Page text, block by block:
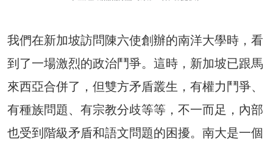
我們在新加坡訪問陳六使創辦的南洋大學時，看
到了一場激烈的政治鬥爭。這時，新加坡已跟馬
來西亞合併了，但雙方矛盾叢生，有權力鬥爭、
有種族問題、有宗教分歧等等，不一而足，內部
也受到階級矛盾和語文問題的困擾。南大是一個